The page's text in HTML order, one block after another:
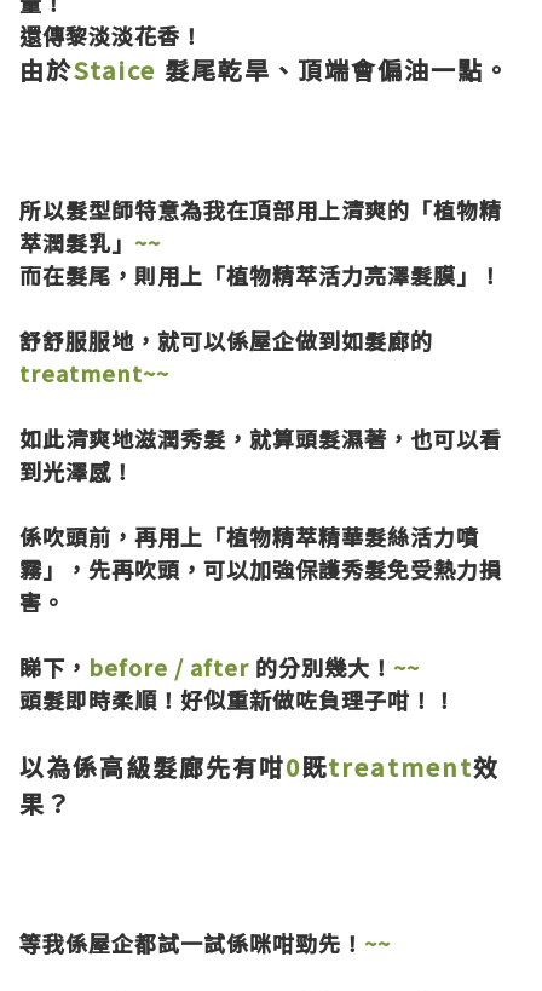
還傳黎淡淡花香！
由於Staice 髮尾乾旱、頂端會偏油一點。
所以髮型師特意為我在頂部用上清爽的 「植物精
萃潤髮乳」 ~~
而在髮尾，則用上 「植物精萃活力亮澤髮膜」 ！
舒舒服服地，就可以係屋企做到如髮廊的
treatment~~
如此清爽地滋潤秀髮，就算頭髮濕著，也可以看
到光澤感！
係吹頭前，再用上 「植物精萃精華髮絲活力噴
霧」
，先再吹頭，可以加強保護秀髮免受熱力損
害。
睇下， before / after 的分別幾大！ ~~
頭髮即時柔順！好似重新做咗負理子咁！！
以為係高級髮廊先有咁0既treatment效
果？
等我係屋企都試一試係咪咁勁先！ ~~